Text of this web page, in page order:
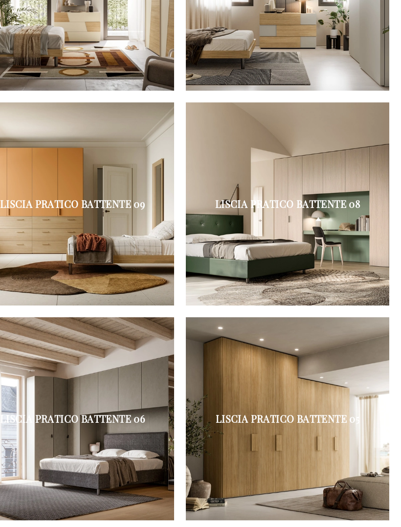
LISCIA PRATICO BATTENTE 09 LISCIA PRATICO BATTENTE 08
LISCIA PRATICO BATTENTE 06 LISCIA PRATICO BATTENTE 05